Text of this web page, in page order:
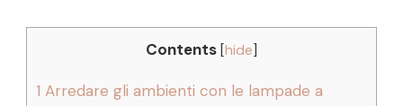
Contents [hide]
1 Arredare gli ambienti con le lampade a